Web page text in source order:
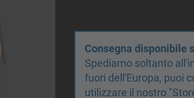
Consegna disponibile
Spediamo soltanto
fuori dell'Europa, puoi
utilizzare il nostro